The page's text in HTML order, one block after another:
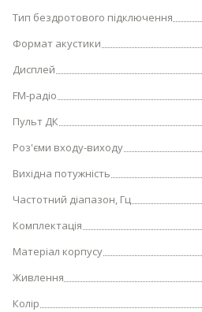
Тип бездротового підключення
Формат акустики
Дисплей
FM-радіо
Пульт ДК
Роз'єми входу-виходу
Вихідна потужність
Частотний діапазон, Гц
Комплектація
Матеріал корпусу
Живлення
Колір